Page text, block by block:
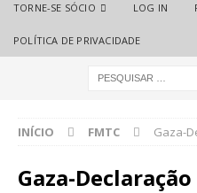
TORNE-SE SÓCIO LOG IN
POLÍTICA DE PRIVACIDADE
INÍCIO FMTC Gaza-
Gaza-Declaração